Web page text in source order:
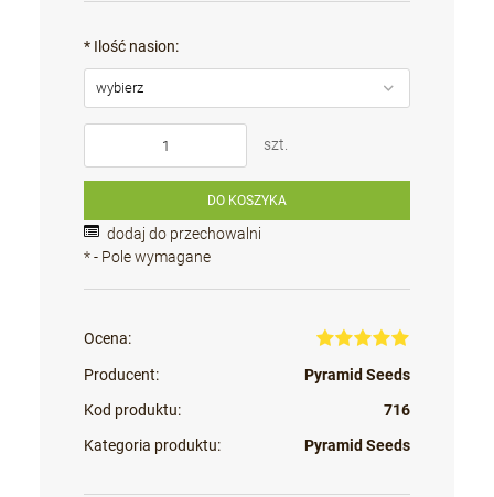
* Ilość nasion:
szt.
DO KOSZYKA
dodaj do przechowalni
*- Pole wymagane
Ocena:
Producent:
Pyramid Seeds
Kod produktu:
716
Kategoria produktu:
Pyramid Seeds